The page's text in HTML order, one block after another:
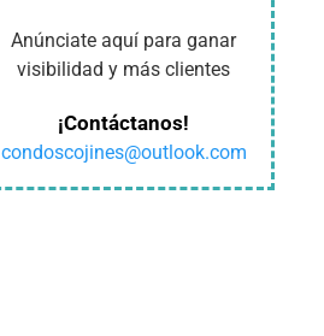
Anúnciate aquí para ganar
visibilidad y más clientes
¡Contáctanos!
condoscojines@outlook.com